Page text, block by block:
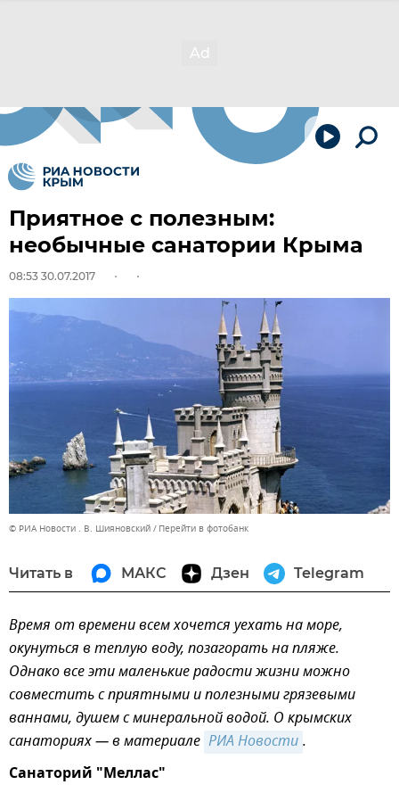
Приятное с полезным:
необычные санатории Крыма
08:53 30.07.2017
© РИА Новости . В. Шияновский Перейти в фотобанк
Читать в МАКС Дзен Telegram
Время от времени всем хочется уехать на море,
окунуться в теплую воду, позагорать на пляже.
Однако все эти маленькие радости жизни можно
совместить с приятными и полезными грязевыми
ваннами, душем с минеральной водой. О крымских
санаториях — в материале РИА Новости.
Санаторий "Меллас"